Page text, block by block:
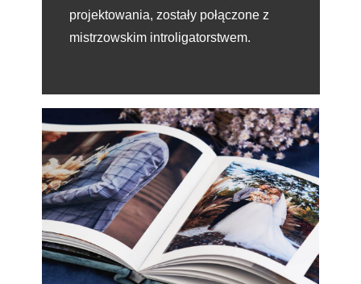
projektowania, zostały połączone z
mistrzowskim introligatorstwem.